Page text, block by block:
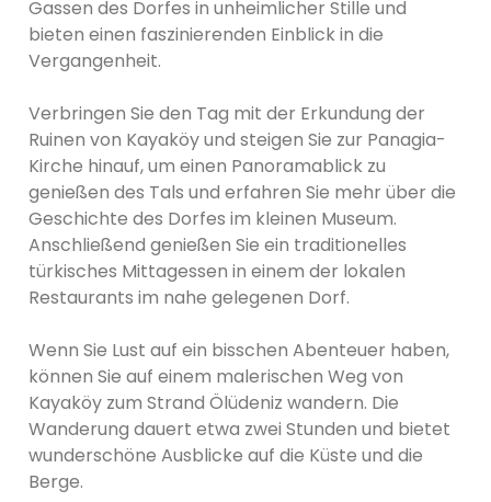
Gassen des Dorfes in unheimlicher Stille und
bieten einen faszinierenden Einblick in die
Vergangenheit.
Verbringen Sie den Tag mit der Erkundung der
Ruinen von Kayaköy und steigen Sie zur Panagia-
Kirche hinauf, um einen Panoramablick zu
genießen des Tals und erfahren Sie mehr über die
Geschichte des Dorfes im kleinen Museum.
Anschließend genießen Sie ein traditionelles
türkisches Mittagessen in einem der lokalen
Restaurants im nahe gelegenen Dorf.
Wenn Sie Lust auf ein bisschen Abenteuer haben,
können Sie auf einem malerischen Weg von
Kayaköy zum Strand Ölüdeniz wandern. Die
Wanderung dauert etwa zwei Stunden und bietet
wunderschöne Ausblicke auf die Küste und die
Berge.